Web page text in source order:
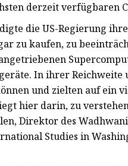
derzeit verfügbaren
die US-Regierung
zu kaufen, zu
In ihrer Reichweite
und zielten auf ein
hier darin, zu
Direktor des
Studies in